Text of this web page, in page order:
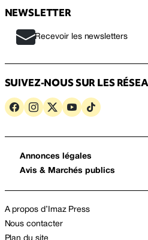
NEWSLETTER
Recevoir les newsletters
SUIVEZ-NOUS SUR LES
Annonces légales
Avis & Marchés publics
A propos d’Imaz Press
Nous contacter